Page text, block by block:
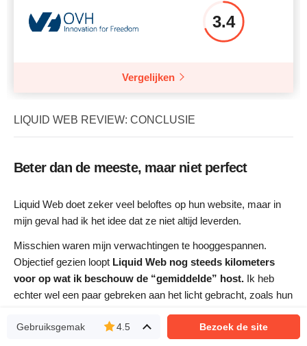
3.4
Vergelijken
LIQUID WEB REVIEW: CONCLUSIE
Beter dan de meeste, maar niet perfect
Liquid Web doet zeker veel beloftes op hun website, maar in
mijn geval had ik het idee dat ze niet altijd leverden.
Misschien waren mijn verwachtingen te hooggespannen.
Objectief gezien loopt Liquid Web nog steeds kilometers
voor op wat ik beschouw de “gemiddelde” host. Ik heb
echter wel een paar gebreken aan het licht gebracht, zoals hun
soms matige ticketondersteuning, restrictief restitutiebeleid en
lager dan verwachte prestaties.
Gebruiksgemak 4.5 Bezoek de site